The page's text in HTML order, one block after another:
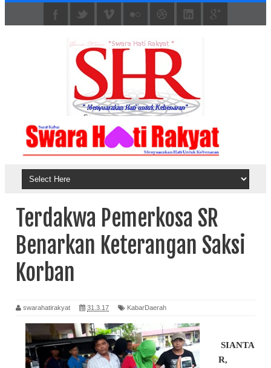
Terdakwa Pemerkosa SR
Benarkan Keterangan Saksi
Korban
swarahatirakyat 31.3.17 KabarDaerah
SIANTA
R,